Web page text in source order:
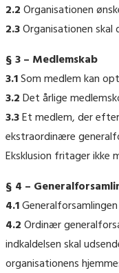
2.2Organisationen
2.3Organisationen
§ 3 – Medlemskab
3.1Som medlem kan
3.2Det årlige
3.3Et medlem, der
ekstraordinære
Eksklusion fritager
§ 4 –
4.1
4.2Ordinær
indkaldelsen skal
organisationens